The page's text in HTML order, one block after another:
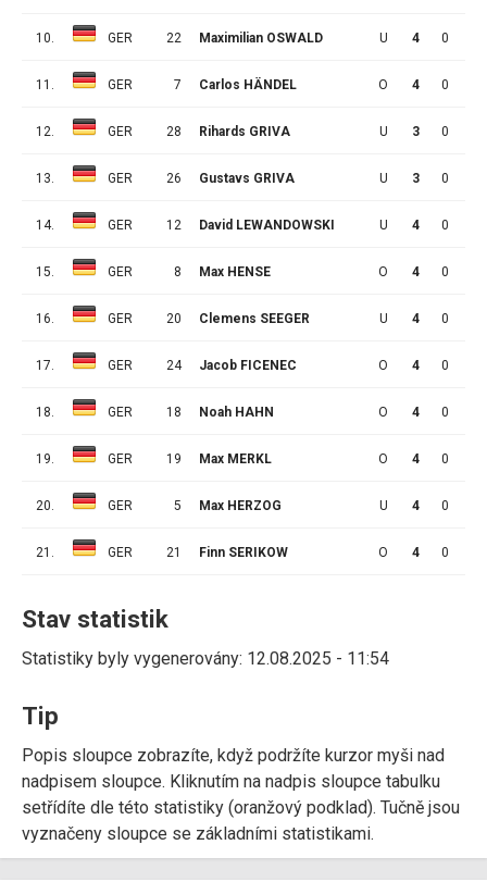
10. GER 22 Maximilian OSWALD U 4 0
11. GER 7 Carlos HÄNDEL O 4 0
12. GER 28 Rihards GRIVA U 3 0
13. GER 26 Gustavs GRIVA U 3 0
14. GER 12 David LEWANDOWSKI U 4 0
15. GER 8 Max HENSE O 4 0
16. GER 20 Clemens SEEGER U 4 0
17. GER 24 Jacob FICENEC O 4 0
18. GER 18 Noah HAHN O 4 0
19. GER 19 Max MERKL O 4 0
20. GER 5 Max HERZOG U 4 0
21. GER 21 Finn SERIKOW O 4 0
Stav statistik
Statistiky byly vygenerovány: 12.08.2025 - 11:54
Tip
Popis sloupce zobrazíte, když podržíte kurzor myši nad
nadpisem sloupce. Kliknutím na nadpis sloupce tabulku
setřídíte dle této statistiky (oranžový podklad). Tučně jsou
vyznačeny sloupce se základními statistikami.